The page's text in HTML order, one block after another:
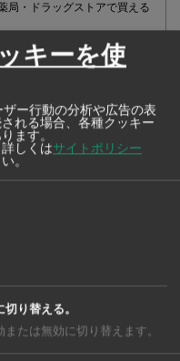
・ドラッグストアで買える
キーを使
ー行動の分析や広告の表
れる場合、各種クッキー
ます。
しくはサイトポリシー
。
り替える。
たは無効に切り替えます。